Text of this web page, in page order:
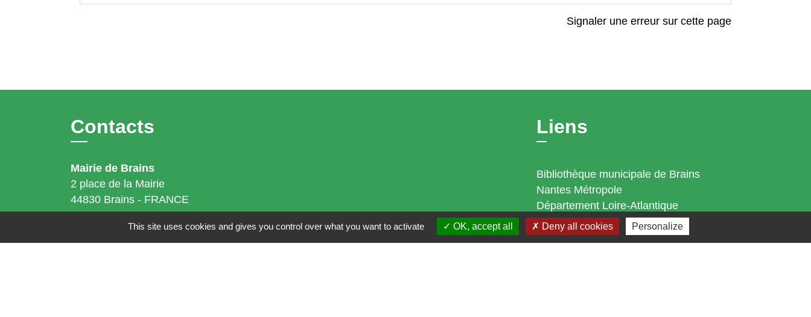
Signaler une erreur sur cette page
Contacts
Mairie de Brains
2 place de la Mairie
44830 Brains - FRANCE
+33 2 40 65 51 30
Contact par formulaire
Liens
Bibliothèque municipale de Brains
Nantes Métropole
Département Loire-Atlantique
Région Pays de la Loire
Préfecture de la Loire-Atlantique
This site uses cookies and gives you control over what you want to activate OK, accept all Deny all cookies Personalize